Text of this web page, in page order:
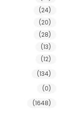
(24)
(20)
(28)
(13)
(12)
(134)
(0)
(1648)